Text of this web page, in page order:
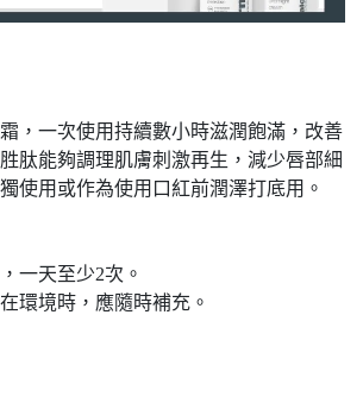
，一次使用持續數小時滋潤飽滿，改善
肽能夠調理肌膚刺激再生，減少唇部細
使用或作為使用口紅前潤澤打底用。
一天至少2次。
環境時，應隨時補充。